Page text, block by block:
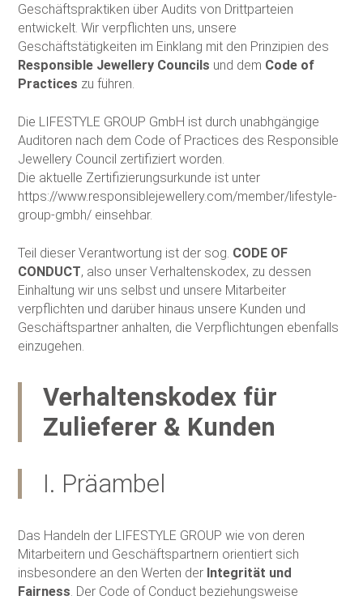
Geschäftspraktiken über Audits von Drittparteien
entwickelt. Wir verpflichten uns, unsere
Geschäftstätigkeiten im Einklang mit den Prinzipien des
Responsible Jewellery Councils und dem Code of
Practices zu führen.
Die LIFESTYLE GROUP GmbH ist durch unabhgängige
Auditoren nach dem Code of Practices des Responsible
Jewellery Council zertifiziert worden.
Die aktuelle Zertifizierungsurkunde ist unter
https://www.responsiblejewellery.com/member/lifestyle-
group-gmbh/ einsehbar.
Teil dieser Verantwortung ist der sog. CODE OF
CONDUCT, also unser Verhaltenskodex, zu dessen
Einhaltung wir uns selbst und unsere Mitarbeiter
verpflichten und darüber hinaus unsere Kunden und
Geschäftspartner anhalten, die Verpflichtungen ebenfalls
einzugehen.
Verhaltenskodex für
Zulieferer & Kunden
I. Präambel
Das Handeln der LIFESTYLE GROUP wie von deren
Mitarbeitern und Geschäftspartnern orientiert sich
insbesondere an den Werten der Integrität und
Fairness . Der Code of Conduct beziehungsweise